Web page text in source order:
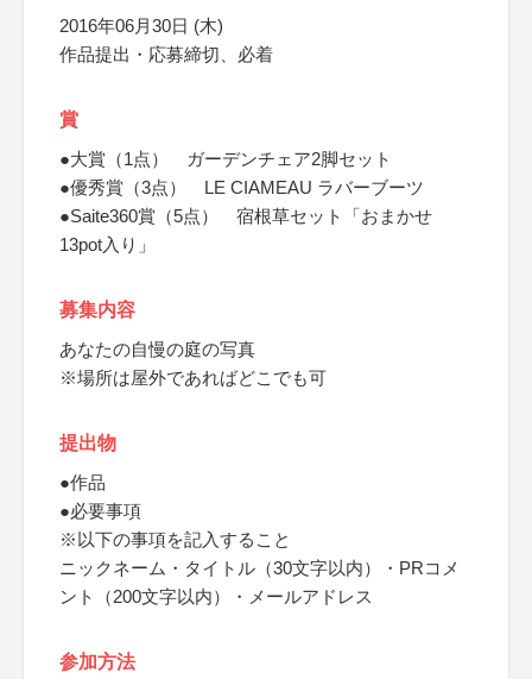
2016年06月30日 (木)
作品提出・応募締切、必着
賞
●大賞（1点） ガーデンチェア2脚セット
●優秀賞（3点） LE CIAMEAU ラバーブーツ
●Saite360賞（5点） 宿根草セット「おまかせ
13pot入り」
募集内容
あなたの自慢の庭の写真
※場所は屋外であればどこでも可
提出物
●作品
●必要事項
※以下の事項を記入すること
ニックネーム・タイトル（30文字以内）・PRコメ
ント（200文字以内）・メールアドレス
参加方法